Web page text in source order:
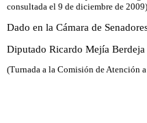
consultada el 9 de diciembre de 2009).
Dado en la Cámara de
Diputado Ricardo Mejía
(Turnada a la Comisión de Atención